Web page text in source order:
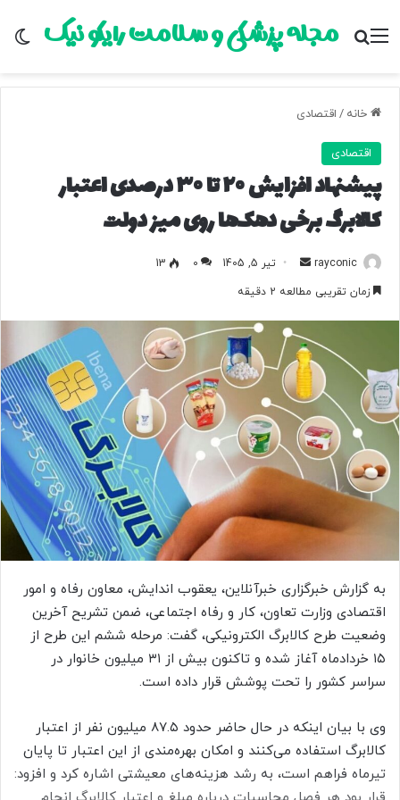
مجله پزشکی و سلامت رایکو نیک منو جستجو برای
خانه / اقتصادی
اقتصادی
پیشنهاد افزایش ۲۰ تا ۳۰ درصدی اعتبار
کالابرگ برخی دهک‌ها روی میز دولت
rayconic
ر
ل
ب
ه
ا
ی
م
ی
تیر 5, 1405 0
13
زمان تقریبی مطالعه 2 دقیقه
به گزارش خبرگزاری خبرآنلاین، یعقوب اندایش، معاون رفاه و امور
اقتصادی وزارت تعاون، کار و رفاه اجتماعی، ضمن تشریح آخرین
وضعیت طرح کالابرگ الکترونیکی، گفت: مرحله ششم این طرح از
۱۵ خردادماه آغاز شده و تاکنون بیش از ۳۱ میلیون خانوار در
سراسر کشور را تحت پوشش قرار داده است.
وی با بیان اینکه در حال حاضر حدود ۸۷.۵ میلیون نفر از اعتبار
کالابرگ استفاده می‌کنند و امکان بهره‌مندی از این اعتبار تا پایان
تیرماه فراهم است، به رشد هزینه‌های معیشتی اشاره کرد و افزود: